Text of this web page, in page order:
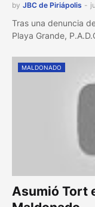
by JBC de Piriápolis -
Tras una denuncia
Playa Grande,
MALDONADO
Asumió Tort